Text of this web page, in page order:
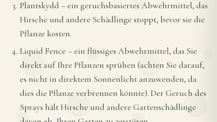
Plantskydd – ein geruchsbasiertes Abwehrmittel, das
Hirsche und andere Schädlinge stoppt, bevor sie die
Pflanze kosten.
Liquid Fence – ein flüssiges Abwehrmittel, das Sie
direkt auf Ihre Pflanzen sprühen (achten Sie darauf,
es nicht in direktem Sonnenlicht anzuwenden, da
dies die Pflanze verbrennen könnte). Der Geruch des
Sprays hält Hirsche und andere Gartenschädlinge